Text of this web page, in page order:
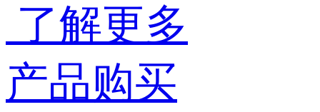
了解更多
产品购买